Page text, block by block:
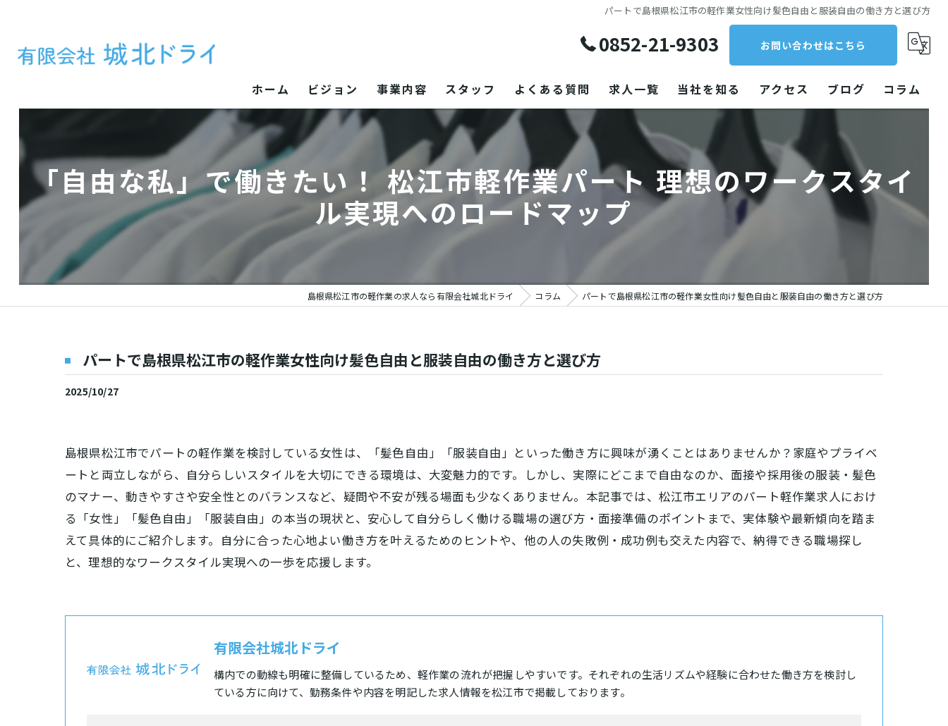
パートで島根県松江市の軽作業女性向け髪色自由と服装自由の働き方と選び方
0852-21-9303 お問い合わせはこちら
ホーム ビジョン 事業内容 スタッフ よくある質問 求人一覧 当社を知る
クリーニング
パート
アクセス ブログ コラム
「自由な私」で働きたい！ 松江市軽作業パート 理想のワークスタイ
ル実現へのロードマップ
島根県松江市の軽作業の求人なら有限会社城北ドライ コラム パートで島根県松江市の軽作業女性向け髪色自由と服装自由の働き方と選び方
パートで島根県松江市の軽作業女性向け髪色自由と服装自由の働き方と選び方
2025/10/27
島根県松江市でパートの軽作業を検討している女性は、「髪色自由」「服装自由」といった働き方に興味が湧くことはありませんか？家庭やプライベ
ートと両立しながら、自分らしいスタイルを大切にできる環境は、大変魅力的です。しかし、実際にどこまで自由なのか、面接や採用後の服装・髪色
のマナー、動きやすさや安全性とのバランスなど、疑問や不安が残る場面も少なくありません。本記事では、松江市エリアのパート軽作業求人におけ
る「女性」「髪色自由」「服装自由」の本当の現状と、安心して自分らしく働ける職場の選び方・面接準備のポイントまで、実体験や最新傾向を踏ま
えて具体的にご紹介します。自分に合った心地よい働き方を叶えるためのヒントや、他の人の失敗例・成功例も交えた内容で、納得できる職場探し
と、理想的なワークスタイル実現への一歩を応援します。
有限会社城北ドライ
構内での動線も明確に整備しているため、軽作業の流れが把握しやすいです。それぞれの生活リズムや経験に合わせた働き方を検討し
ている方に向けて、勤務条件や内容を明記した求人情報を松江市で掲載しております。